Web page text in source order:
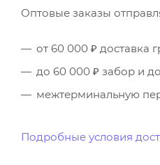
Оптовые заказы
от 60 000 ₽ доставка
до 60 000 ₽ забор и
межтерминальную
Подробные условия